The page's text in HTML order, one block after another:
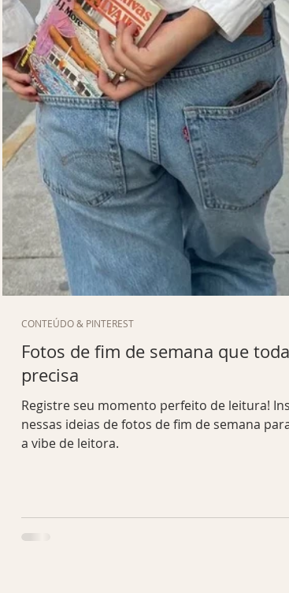
Fotos de fim de semana que toda
precisa
Registre seu momento perfeito de leitura!
nessas ideias de fotos de fim de semana
a vibe de leitora.
CONTEÚDO & PINTEREST